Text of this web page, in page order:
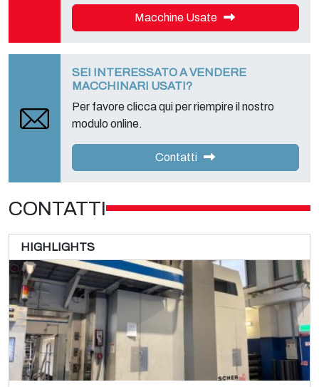
Macchine Usate
SEI INTERESSATO A VENDERE
MACCHINARI USATI?
Per favore clicca qui per riempire il nostro
modulo online.
Contatti
CONTATTI
HIGHLIGHTS